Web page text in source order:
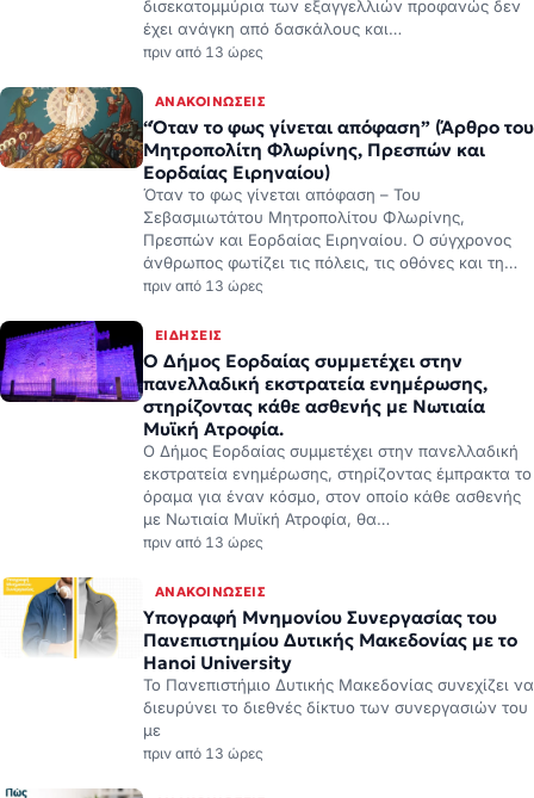
έχει ανάγκη από δασκάλους και…
πριν από 13 ώρες
“Όταν το φως γίνεται απόφαση” (Άρθρο του
Μητροπολίτη Φλωρίνης, Πρεσπών και
Εορδαίας Ειρηναίου)
Όταν το φως γίνεται απόφαση – Του
Σεβασμιωτάτου Μητροπολίτου Φλωρίνης,
Πρεσπών και Εορδαίας Ειρηναίου. Ο σύγχρονος
άνθρωπος φωτίζει τις πόλεις, τις οθόνες και τη…
πριν από 13 ώρες
Ο Δήμος Εορδαίας συμμετέχει στην
πανελλαδική εκστρατεία ενημέρωσης,
στηρίζοντας κάθε ασθενής με Νωτιαία
Μυϊκή Ατροφία.
Ο Δήμος Εορδαίας συμμετέχει στην πανελλαδική
εκστρατεία ενημέρωσης, στηρίζοντας έμπρακτα το
όραμα για έναν κόσμο, στον οποίο κάθε ασθενής
με Νωτιαία Μυϊκή Ατροφία, θα…
πριν από 13 ώρες
Υπογραφή Μνημονίου Συνεργασίας του
Πανεπιστημίου Δυτικής Μακεδονίας με το
Hanoi University
Το Πανεπιστήμιο Δυτικής Μακεδονίας συνεχίζει να
διευρύνει το διεθνές δίκτυο των συνεργασιών του
με
πριν από 13 ώρες